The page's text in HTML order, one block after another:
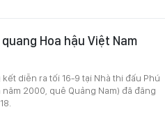
Hoa hậu Việt Nam
diễn ra tối 16-9 tại Nhà thi đấu Phú
2000, quê Quảng Nam) đã đăng